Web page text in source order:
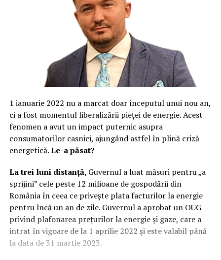
1 ianuarie 2022 nu a marcat doar începutul unui nou an,
ci a fost momentul liberalizării pieței de energie. Acest
fenomen a avut un impact puternic asupra
consumatorilor casnici, ajungând astfel în plină criză
energetică.Le-a păsat?
La trei luni distanță, Guvernul a luat măsuri pentru „a
sprijini” cele peste 12 milioane de gospodării din
România în ceea ce privește plata facturilor la energie
pentru încă un an de zile. Guvernul a aprobat un OUG
privind plafonarea prețurilor la energie și gaze, care a
intrat în vigoare de la 1 aprilie 2022 și este valabil până
la data de 31 martie 2023.